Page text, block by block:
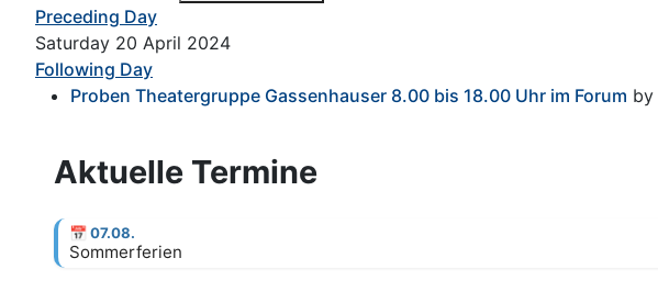
Preceding Day
Saturday 20 April 2024
Following Day
Proben Theatergruppe Gassenhauser 8.00 bis 18.00 Uhr im Forum by
Aktuelle Termine
📅 07.08.
Sommerferien